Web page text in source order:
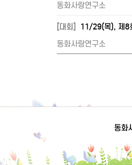
동화사랑연구소
[대회]
11/29(목), 제8
동화사랑연구소
동화